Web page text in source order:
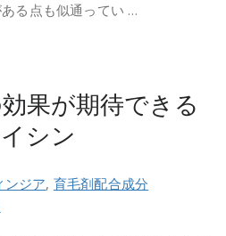
る点も似通ってい …
果が期待できる
シン
ンジア, 育毛剤配合成分